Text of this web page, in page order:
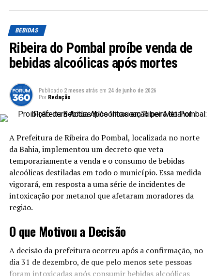
sanitárias nacionais para monitorar a situação em
outros estados.
Casos Suspeitos de Intoxicação por
Metanol no Brasil
Até o final da tarde de quinta-feira (2), o Brasil registrou
um total de 48 casos suspeitos de intoxicação por
testes laboratoriais realizados pelo Centro de
Informações Estratégicas e Resposta de Vigilância em
Saúde (Cievs). O ministro da Saúde, Alexandre Padilha,
havia inicialmente confirmado um 12º caso em Brasília,
mas posteriormente a pasta informou que o caso do
rapper Hungria continua sendo considerado suspeito.
Apenas um óbito resultante de intoxicação por metanol
foi oficialmente confirmado pelo Ministério da Saúde, e
este ocorreu no estado de São Paulo. Além disso, outras
sete mortes estão sob investigação, sendo duas em
Pernambuco e as restantes em São Paulo.
BEBIDAS
Ribeira do Pombal proíbe venda de
bebidas alcoólicas após mortes
Publicado 2 meses atrás em 24 de junho de 2026
Por Redação
A Prefeitura de Ribeira do Pombal, localizada no norte
da Bahia, implementou um decreto que veta
temporariamente a venda e o consumo de bebidas
alcoólicas destiladas em todo o município. Essa medida
vigorará, em resposta a uma série de incidentes de
intoxicação por metanol que afetaram moradores da
região.
O que Motivou a Decisão
A decisão da prefeitura ocorreu após a confirmação, no
dia 31 de dezembro, de que pelo menos sete pessoas
foram intoxicadas após consumir bebidas alcoólicas